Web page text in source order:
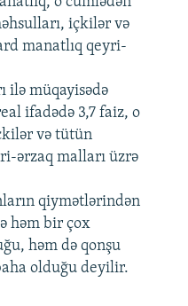
içkilər və
manatlıq qeyri-
ilə müqayisədə
ifadədə 3,7 faiz, o
və tütün
ərzaq malları üzrə
qiymətlərindən
həm bir çox
həm də qonşu
olduğu deyilir.